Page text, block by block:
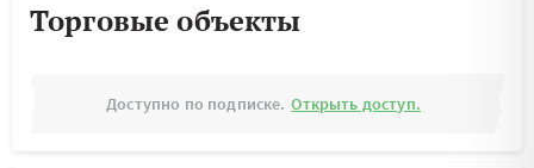
Торговые объекты
Доступно по подписке. Открыть доступ.